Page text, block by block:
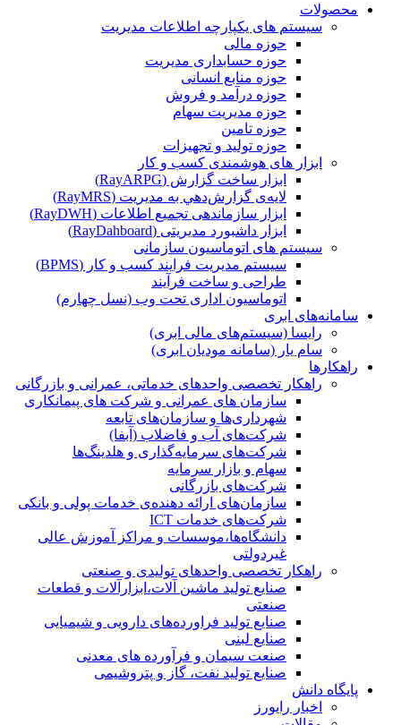
محصولات
سیستم های یکپارچه اطلاعات مدیریت
حوزه مالی
حوزه حسابداری مدیریت
حوزه منابع انسانی
حوزه درآمد و فروش
حوزه مدیریت سهام
حوزه تامین
حوزه تولید و تجهیزات
ابزار های هوشمندی کسب و کار
ابزار ساخت گزارش (RayARPG)
لایه‌ی گزارش‌دهي به مديريت (RayMRS)
ابزار سازماندهی تجمیع اطلاعات (RayDWH)
ابزار داشبورد مدیریتی (RayDahboard)
سیستم های اتوماسیون سازمانی
سیستم مدیریت فرایند کسب و کار (BPMS)
طراحی و ساخت فرآیند
اتوماسیون اداری تحت وب (نسل چهارم)
سامانه‌های ابری
رایسا (سیستم‌های مالی ابری)
سام یار (سامانه مودیان ابری)
راهکارها
راهکار تخصصی واحدهای خدماتی، عمرانی و بازرگانی
سازمان های عمرانی و شرکت های پیمانکاری
شهرداری‌ها و سازمان‌های تابعه
شرکت‌های آب و فاضلاب (آبفا)
شرکت‌های سرمایه‌گذاری و هلدینگ‌ها
سهام و بازار سرمایه
شرکت‌های بازرگانی
سازمان‌های ارائه دهنده‌ی خدمات پولی و بانکی
شرکت‌های خدمات ICT
دانشگاه‌ها،موسسات و مراکز آموزش عالی
غیردولتی
راهکار تخصصی واحدهای تولیدی و صنعتی
صنایع توليد ماشين آلات،ابزارآلات و قطعات
صنعتی
صنایع تولید فراورده‌های دارویی و شیمیایی
صنایع لبنی
صنعت سیمان و فرآورده های معدنی
صنایع تولید نفت، گاز و پتروشيمی
پایگاه دانش
اخبار رایورز